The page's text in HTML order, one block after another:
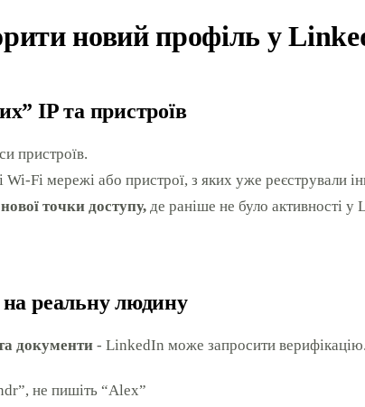
новий профіль у
IP та пристроїв
пристроїв.
Wi-Fi мережі або пристрої, з яких уже реєстрували
нової точки доступу, де раніше не було активності
на реальну людину
документи - LinkedIn може запросити верифікацію.
не пишіть “Alex”